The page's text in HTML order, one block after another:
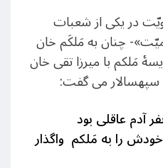
در یکی از شعبات
چنان به مَلکَم خان
مَلکم با میرزا تقی خان
سپهسالار می گفت:
آدم عاقلی بود
را به مَلکم واگذار